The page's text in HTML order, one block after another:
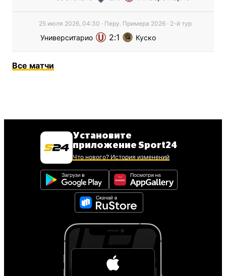
25 июля 2026, 04:30 · Перу. Примера 2026· 2-й тур
Университарио 2 1 Куско
Все матчи
Установите
приложение Sport24
Что нового? История изменений